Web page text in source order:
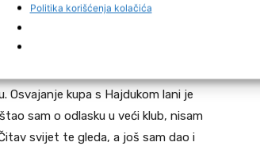
Politika korišćenja kolačića
igre u Hajduku, odlazak s
Osvajanje kupa s Hajdukom lani je
sam o odlasku u veći klub, nisam
svijet te gleda, a još sam dao i